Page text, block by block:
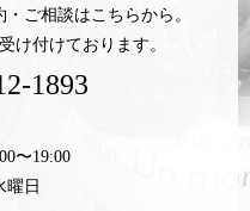
ご相談はこちらから。
け付けております。
1893
〜19:00
日